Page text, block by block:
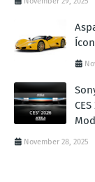
November 28, 2025